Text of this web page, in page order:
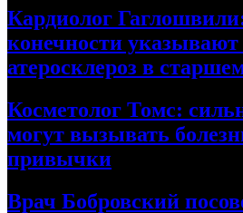
Кардиолог
конечности указывают
атеросклероз в
Косметолог Томс:
могут вызывать
привычки
Врач Бобровский